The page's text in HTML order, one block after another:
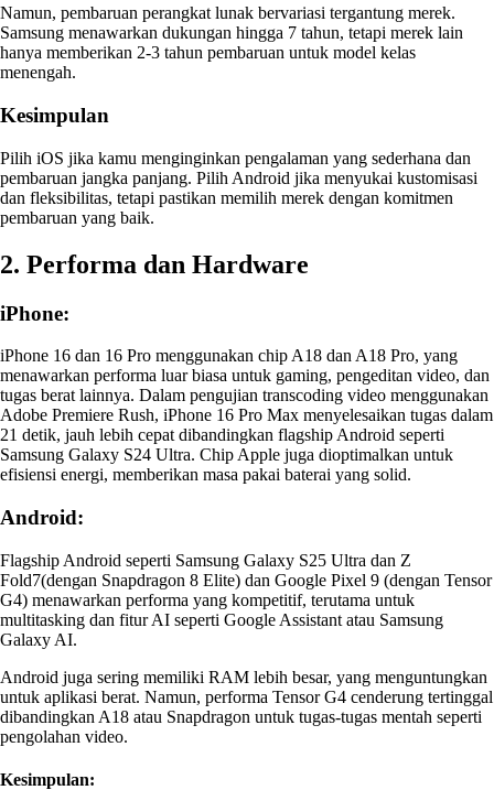
Namun, pembaruan perangkat lunak bervariasi tergantung merek.
Samsung menawarkan dukungan hingga 7 tahun, tetapi merek lain
hanya memberikan 2-3 tahun pembaruan untuk model kelas
menengah.
Kesimpulan
Pilih iOS jika kamu menginginkan pengalaman yang sederhana dan
pembaruan jangka panjang. Pilih Android jika menyukai kustomisasi
dan fleksibilitas, tetapi pastikan memilih merek dengan komitmen
pembaruan yang baik.
2. Performa dan Hardware
iPhone:
iPhone 16 dan 16 Pro menggunakan chip A18 dan A18 Pro, yang
menawarkan performa luar biasa untuk gaming, pengeditan video, dan
tugas berat lainnya. Dalam pengujian transcoding video menggunakan
Adobe Premiere Rush, iPhone 16 Pro Max menyelesaikan tugas dalam
21 detik, jauh lebih cepat dibandingkan flagship Android seperti
Samsung Galaxy S24 Ultra. Chip Apple juga dioptimalkan untuk
efisiensi energi, memberikan masa pakai baterai yang solid.
Android:
Flagship Android seperti Samsung Galaxy S25 Ultra dan Z
Fold7(dengan Snapdragon 8 Elite) dan Google Pixel 9 (dengan Tensor
G4) menawarkan performa yang kompetitif, terutama untuk
multitasking dan fitur AI seperti Google Assistant atau Samsung
Galaxy AI.
Android juga sering memiliki RAM lebih besar, yang menguntungkan
untuk aplikasi berat. Namun, performa Tensor G4 cenderung tertinggal
dibandingkan A18 atau Snapdragon untuk tugas-tugas mentah seperti
pengolahan video.
Kesimpulan: